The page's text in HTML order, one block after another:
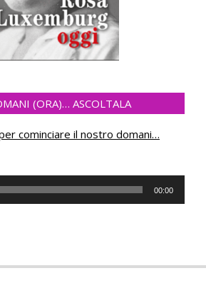
(ORA)… ASCOLTALA
cominciare il nostro domani…
00:00